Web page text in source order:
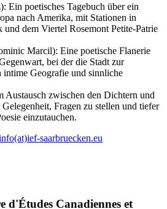
Ein poetisches Tagebuch über ein
nach Amerika, mit Stationen in
dem Viertel Rosemont Petite-Patrie
Marcil): Eine poetische Flanerie
bei der die Stadt zur
Geografie und sinnliche
Austausch zwischen den Dichtern und
Fragen zu stellen und tiefer
einzutauchen.
saarbruecken.eu
d'Études Canadiennes et